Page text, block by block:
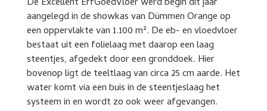
aangelegd in de showkas van Dümmen Orange op
een oppervlakte van 1.100 m². De eb- en vloedvloer
bestaat uit een folielaag met daarop een laag
steentjes, afgedekt door een gronddoek. Hier
bovenop ligt de teeltlaag van circa 25 cm aarde. Het
water komt via een buis in de steentjeslaag het
systeem in en wordt zo ook weer afgevangen.